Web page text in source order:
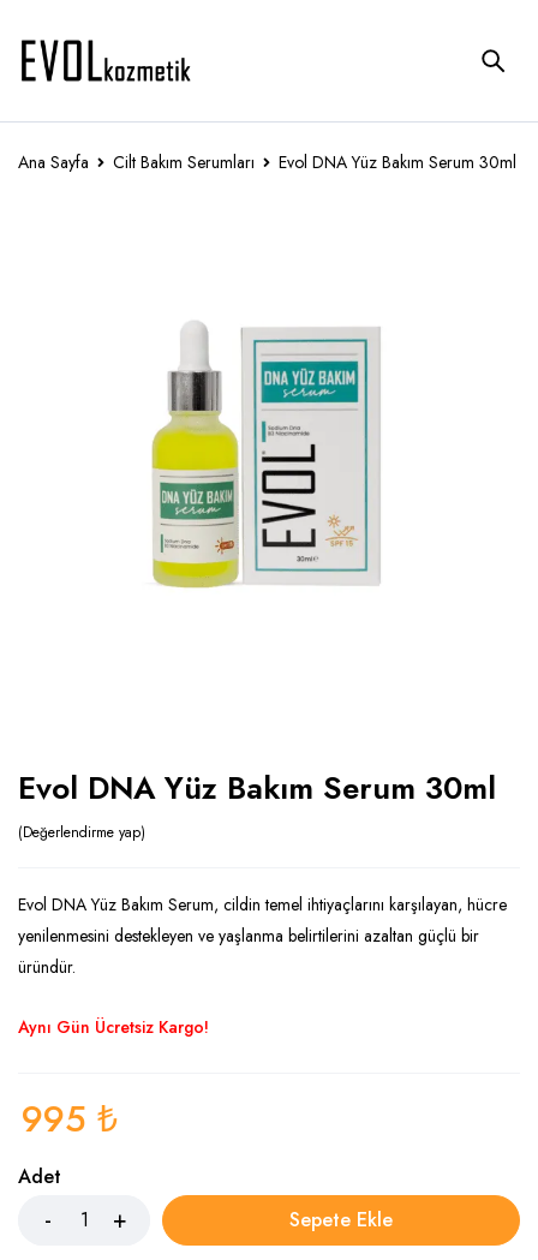
Ana Sayfa Cilt Bakım Serumları Evol DNA Yüz Bakım Serum 30ml
Evol DNA Yüz Bakım Serum 30ml
Değerlendirme yap
Evol DNA Yüz Bakım Serum, cildin temel ihtiyaçlarını karşılayan, hücre
yenilenmesini destekleyen ve yaşlanma belirtilerini azaltan güçlü bir
üründür.
Aynı Gün Ücretsiz Kargo!
995 ₺
Adet
Sepete Ekle